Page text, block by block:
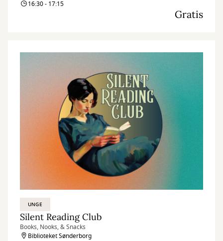
16:30 - 17:15
Gratis
UNGE
Silent Reading Club
Books, Nooks, & Snacks
Biblioteket Sønderborg